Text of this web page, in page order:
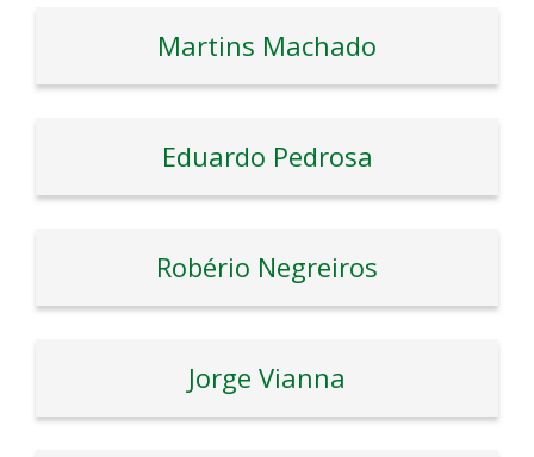
Martins Machado
Eduardo Pedrosa
Robério Negreiros
Jorge Vianna